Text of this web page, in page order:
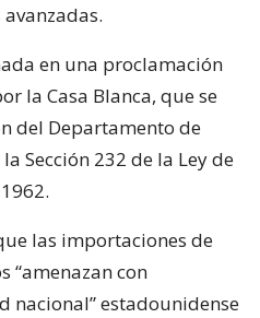
en una proclamación
la Casa Blanca, que se
del Departamento de
Sección 232 de la Ley de
las importaciones de
“amenazan con
nacional” estadounidense